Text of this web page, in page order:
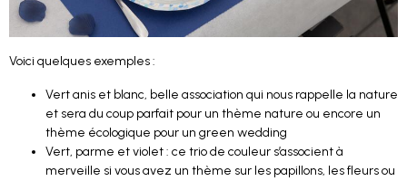
Voici quelques exemples :
Vert anis et blanc, belle association qui nous rappelle la nature
et sera du coup parfait pour un thème nature ou encore un
thème écologique pour un green wedding
Vert, parme et violet : ce trio de couleur s’associent à
merveille si vous avez un thème sur les papillons, les fleurs ou